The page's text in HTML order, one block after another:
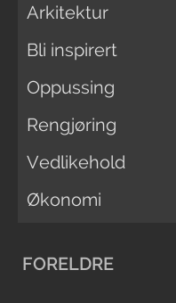
Arkitektur
Bli inspirert
Oppussing
Rengjøring
Vedlikehold
Økonomi
FORELDRE